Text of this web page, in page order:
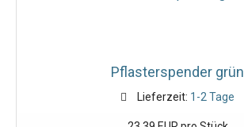
Pflasterspender grün
Lieferzeit: 1-2 Tage